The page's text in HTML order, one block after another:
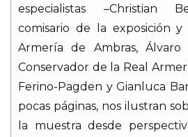
especialistas –Christian
comisario de la exposición
Armería de Ambras,
Conservador de la Real
Ferino-Pagden y Gianluca
pocas páginas, nos ilustran
la muestra desde